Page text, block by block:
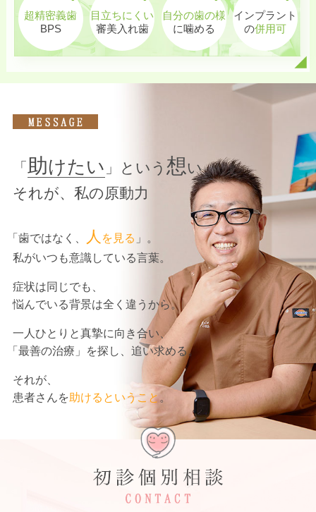
超精密義歯
BPS
目立ちにくい
審美入れ歯
自分の歯の様
に噛める
インプラント
の併用可
「 助けたい 」という 想い
それが、私の原動力
「歯ではなく、 人 を見る 」。
私がいつも意識している言葉。
症状は同じでも、
悩んでいる背景は全く違うから。
一人ひとりと真摯に向き合い、
「最善の治療」を探し、追い求める。
それが、
患者さんを助けるということ。